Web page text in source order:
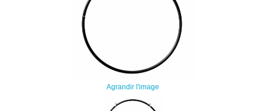
Agrandir l'image